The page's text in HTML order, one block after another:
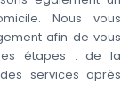
Nous vous
afin de vous
étapes : de la
services après